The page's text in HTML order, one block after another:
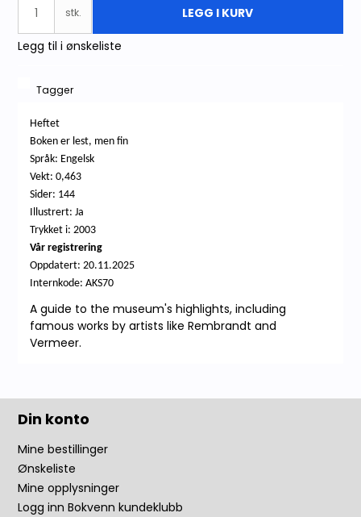
stk. LEGG I KURV
Legg til i ønskeliste
Tagger
Heftet
Boken er lest, men fin
Språk: Engelsk
Vekt: 0,463
Sider: 144
Illustrert: Ja
Trykket i: 2003
Vår registrering
Oppdatert:20.11.2025
Internkode: AKS70
A guide to the museum's highlights, including
famous works by artists like Rembrandt and
Vermeer.
Din konto
Mine bestillinger
Ønskeliste
Mine opplysninger
Logg inn Bokvenn kundeklubb